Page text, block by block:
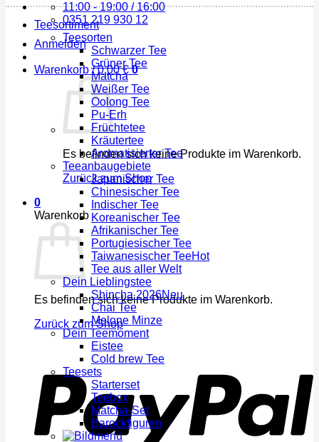
11:00 - 19:00 / 16:00
0351 219 930 12
Anmelden
Warenkorb /0,00€ 0
Es befinden sich keine Produkte im Warenkorb.
Zurück zum Shop
0
Warenkorb
Es befinden sich keine Produkte im Warenkorb.
Zurück zum Shop
Teesortiment
Teesorten
Schwarzer Tee
Grüner Tee
Matcha
Weißer Tee
Oolong Tee
Pu-Erh
Früchtetee
Kräutertee
Aromatisierter Tee
Teeanbaugebiete
Japanischer Tee
Chinesischer Tee
Indischer Tee
Koreanischer Tee
Afrikanischer Tee
Portugiesischer Tee
Taiwanesischer Tee
Tee aus aller Welt
Dein Lieblingstee
Shincha 2026
Chai Tee
Melone Minze
Dein Teemoment
Eistee
Cold brew Tee
Teesets
Starterset
Teebox
Matcha-Set
Barockfiguren